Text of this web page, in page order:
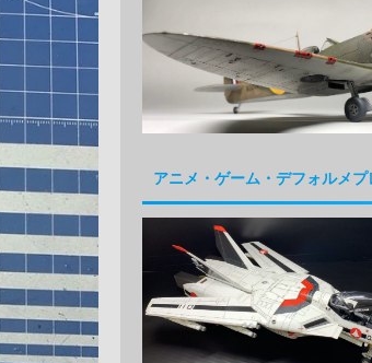
アニメ・ゲーム・デフォルメプ